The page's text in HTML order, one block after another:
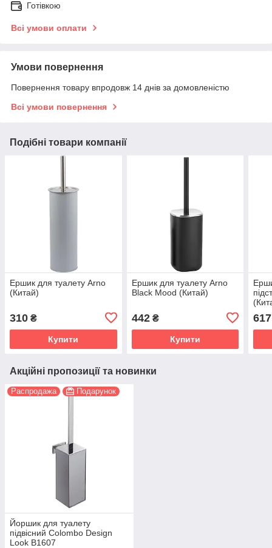
Готівкою
Всі умови оплати
Умови повернення
Повернення товару впродовж 14 днів за домовленістю
Всі умови повернення
Подібні товари компанії
Ершик для туалету Arno
(Китай)
310 ₴
Купити
Ершик для туалету Arno
Black Mood (Китай)
442₴
Купити
617
Акційні пропозиції та новинки
Распродажа Подарунок
Йоршик для туалету
підвісний Colombo Design
Look B1607